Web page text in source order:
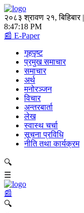
२०८३ श्रावण २१, बिहिबार |
8:47:18 PM
📰 E-Paper
गृहपृष्ट
प्रमुख समाचार
समाचार
अर्थ
मनोरञ्जन
विचार
अन्तरबार्ता
लेख
स्वास्थ चर्चा
सूचना प्रविधि
नीति तथा कार्यक्रम
🔍
☰
📰
🔍